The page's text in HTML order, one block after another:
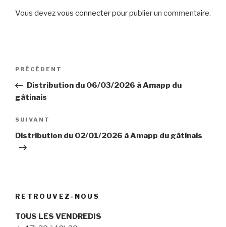
Vous devezvous connecterpour publier un commentaire.
Navigation
l’article
Article
précédent
PRÉCÉDENT
Distribution du 06/03/2026 à Amapp du
gâtinais
Article
suivant
SUIVANT
Distribution du 02/01/2026 à Amapp du gâtinais
RETROUVEZ-NOUS
TOUS LES VENDREDIS